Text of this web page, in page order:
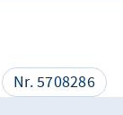
Nr. 5708286